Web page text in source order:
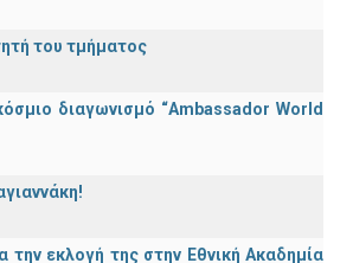
του τμήματος
διαγωνισμό “Ambassador World
εκλογή της στην Εθνική Ακαδημία